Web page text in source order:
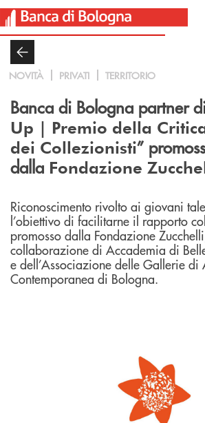
Salta al contenuto principale
NOVITÀ PRIVATI TERRITORIO
Banca di Bologna partner
Up | Premio della
dei Collezionisti”
dalla Fondazione
Riconoscimento rivolto ai giovani
l’obiettivo di facilitarne il rapporto
promosso dalla Fondazione
collaborazione di Accademia di
e dell’Associazione delle Gallerie di
Contemporanea di Bologna.